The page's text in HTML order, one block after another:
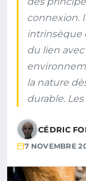
connexion.
intrinsèque
du lien
la nature
durable. Les
CÉDRIC
7 NOVEMBRE